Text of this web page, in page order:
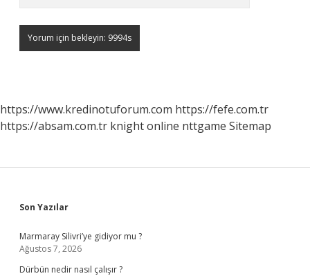
https://www.kredinotuforum.com https://fefe.com.tr
https://absam.com.tr knight online nttgame Sitemap
Sidebar
Son Yazılar
Marmaray Silivri’ye gidiyor mu ?
Ağustos 7, 2026
Dürbün nedir nasıl çalışır ?